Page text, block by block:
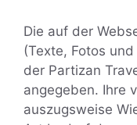
Die auf der
(Texte, Fotos
der Partizan
angegeben. Ihre
auszugsweise